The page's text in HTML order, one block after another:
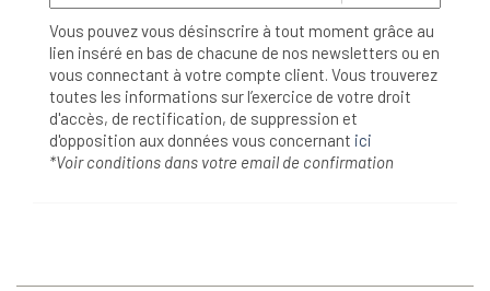
Vous pouvez vous désinscrire à tout moment grâce au
lien inséré en bas de chacune de nos newsletters ou en
vous connectant à votre compte client. Vous trouverez
toutes les informations sur l’exercice de votre droit
d'accès, de rectification, de suppression et
d'opposition aux données vous concernant ici
*Voir conditions dans votre email de confirmation